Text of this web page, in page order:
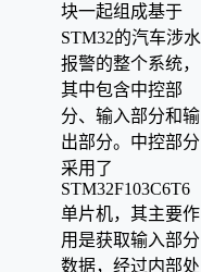
块一起组成基于
STM32的汽车涉水
报警的整个系统，
其中包含中控部
分、输入部分和输
出部分。中控部分
采用了
STM32F103C6T6
单片机，其主要作
用是获取输入部分
数据，经过内部处